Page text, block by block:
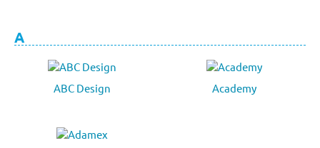
A
ABC Design Academy